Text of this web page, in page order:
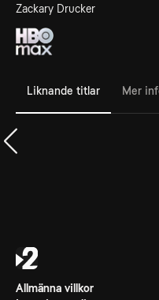
Zackary Drucker
Liknande titlar Mer
Allmänna villkor